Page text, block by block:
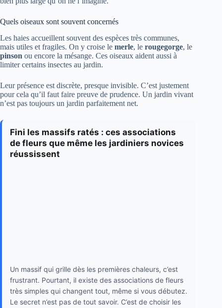
Quels oiseaux sont souvent concernés
Les haies accueillent souvent des espèces très communes,
mais utiles et fragiles. On y croise le merle, le rougegorge, le
pinson ou encore la mésange. Ces oiseaux aident aussi à
limiter certains insectes au jardin.
Leur présence est discrète, presque invisible. C’est justement
pour cela qu’il faut faire preuve de prudence. Un jardin vivant
n’est pas toujours un jardin parfaitement net.
Fini les massifs ratés : ces associations
de fleurs que même les jardiniers novices
réussissent
Un massif qui grille dès les premières chaleurs, c’est
frustrant. Pourtant, il existe des associations de fleurs
très simples qui changent tout, même si vous débutez.
Le secret n’est pas de tout savoir. C’est de choisir les